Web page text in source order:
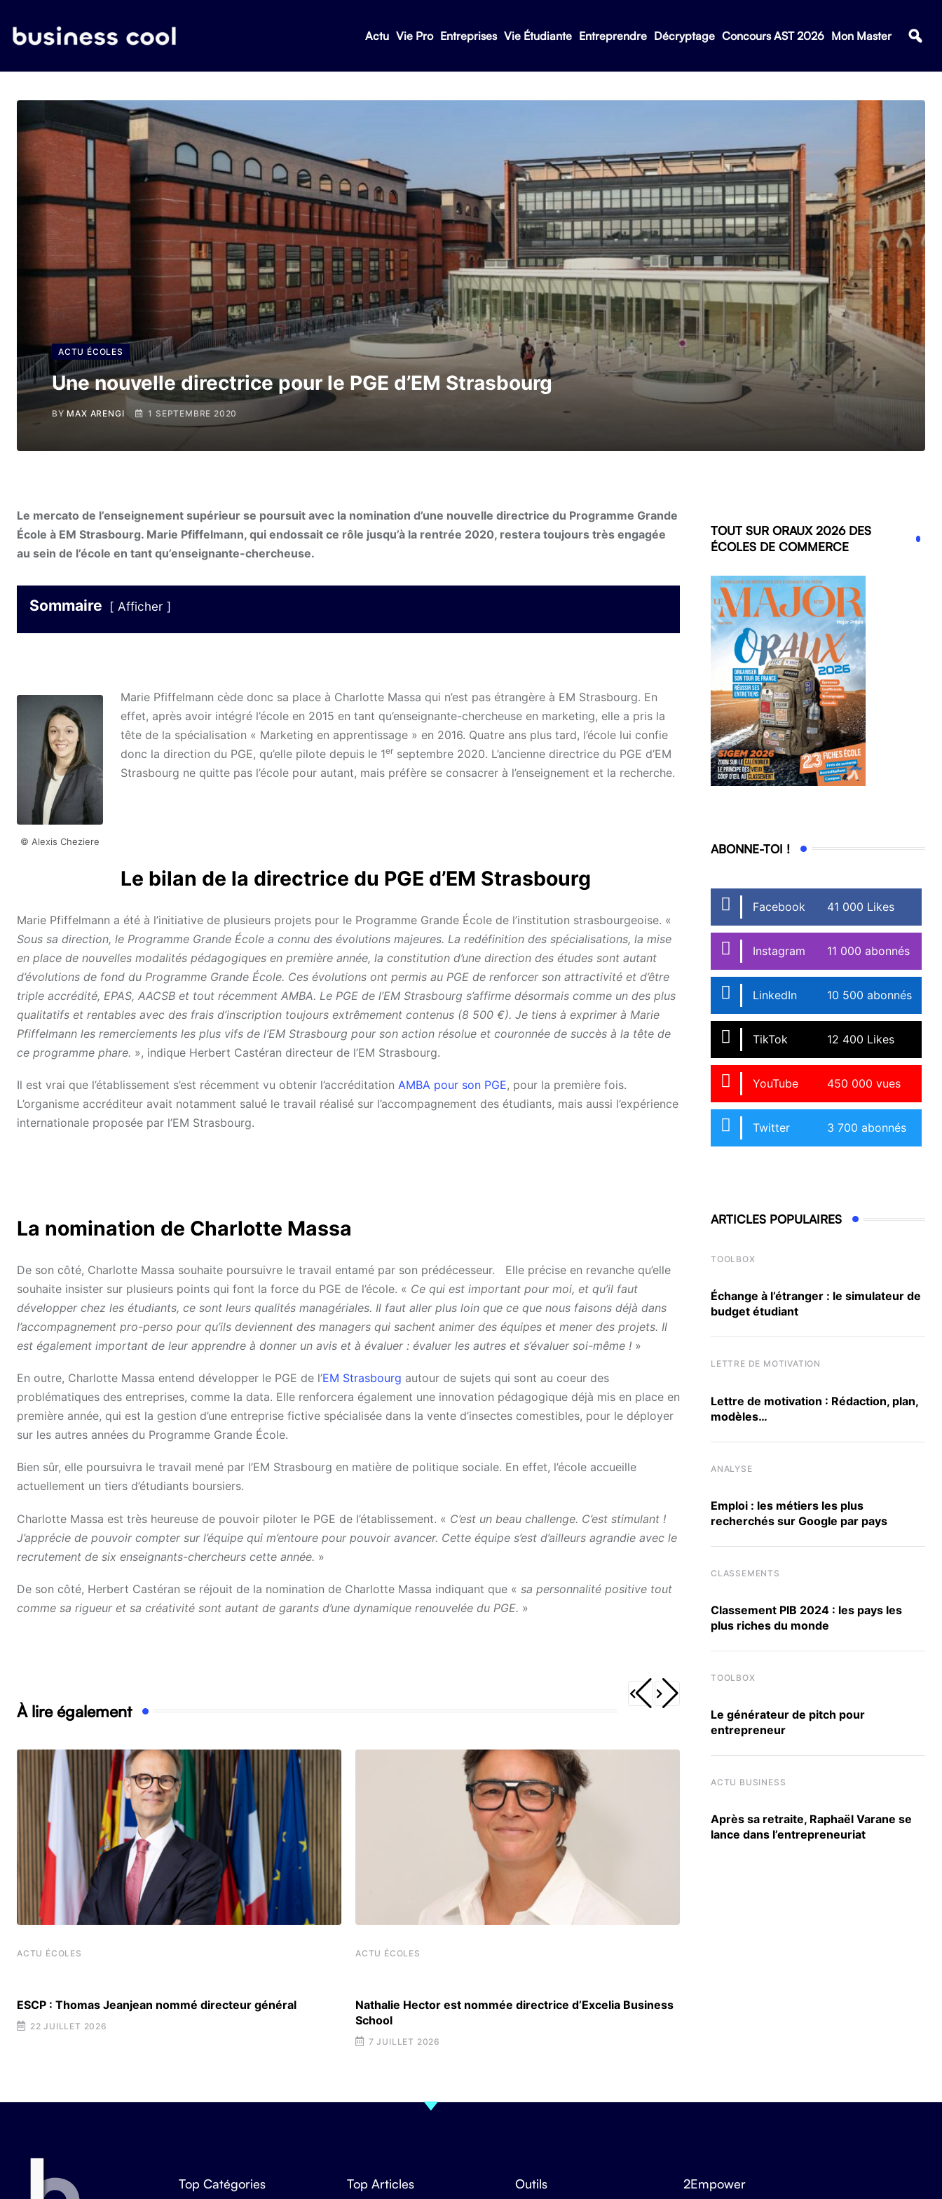
Actu Vie Pro Entreprises Vie Étudiante Entreprendre Décryptage Concours AST 2026 Mon Master
ACTU ÉCOLES
Une nouvelle directrice pour le PGE d’EM Strasbourg
BY MAX ARENGI 1 SEPTEMBRE 2020
Le mercato de l’enseignement supérieur se poursuit avec la nomination d’une nouvelle directrice du Programme Grande
École à EM Strasbourg. Marie Pfiffelmann, qui endossait ce rôle jusqu’à la rentrée 2020, restera toujours très engagée
au sein de l’école en tant qu’enseignante-chercheuse.
Sommaire Afficher
© Alexis Cheziere
Marie Pfiffelmann cède donc sa place à Charlotte Massa qui n’est pas étrangère à EM Strasbourg. En
effet, après avoir intégré l’école en 2015 en tant qu’enseignante-chercheuse en marketing, elle a pris la
tête de la spécialisation « Marketing en apprentissage » en 2016. Quatre ans plus tard, l’école lui confie
donc la direction du PGE, qu’elle pilote depuis le 1er septembre 2020. L’ancienne directrice du PGE d’EM
Strasbourg ne quitte pas l’école pour autant, mais préfère se consacrer à l’enseignement et la recherche.
Le bilan de la directrice du PGE d’EM Strasbourg
Marie Pfiffelmann a été à l’initiative de plusieurs projets pour le Programme Grande École de l’institution strasbourgeoise. «
Sous sa direction, le Programme Grande École a connu des évolutions majeures. La redéfinition des spécialisations, la mise
en place de nouvelles modalités pédagogiques en première année, la constitution d’une direction des études sont autant
d’évolutions de fond du Programme Grande École. Ces évolutions ont permis au PGE de renforcer son attractivité et d’être
triple accrédité, EPAS, AACSB et tout récemment AMBA. Le PGE de l’EM Strasbourg s’affirme désormais comme un des plus
qualitatifs et rentables avec des frais d’inscription toujours extrêmement contenus (8 500 €). Je tiens à exprimer à Marie
Pfiffelmann les remerciements les plus vifs de l’EM Strasbourg pour son action résolue et couronnée de succès à la tête de
ce programme phare. », indique Herbert Castéran directeur de l’EM Strasbourg.
Il est vrai que l’établissement s’est récemment vu obtenir l’accréditation AMBA pour son PGE, pour la première fois.
L’organisme accréditeur avait notamment salué le travail réalisé sur l’accompagnement des étudiants, mais aussi l’expérience
internationale proposée par l’EM Strasbourg.
La nomination de Charlotte Massa
De son côté, Charlotte Massa souhaite poursuivre le travail entamé par son prédécesseur. Elle précise en revanche qu’elle
souhaite insister sur plusieurs points qui font la force du PGE de l’école. « Ce qui est important pour moi, et qu’il faut
développer chez les étudiants, ce sont leurs qualités managériales. Il faut aller plus loin que ce que nous faisons déjà dans
l’accompagnement pro-perso pour qu’ils deviennent des managers qui sachent animer des équipes et mener des projets. Il
est également important de leur apprendre à donner un avis et à évaluer : évaluer les autres et s’évaluer soi-même ! »
En outre, Charlotte Massa entend développer le PGE de l’EM Strasbourg autour de sujets qui sont au coeur des
problématiques des entreprises, comme la data. Elle renforcera également une innovation pédagogique déjà mis en place en
première année, qui est la gestion d’une entreprise fictive spécialisée dans la vente d’insectes comestibles, pour le déployer
sur les autres années du Programme Grande École.
Bien sûr, elle poursuivra le travail mené par l’EM Strasbourg en matière de politique sociale. En effet, l’école accueille
actuellement un tiers d’étudiants boursiers.
Charlotte Massa est très heureuse de pouvoir piloter le PGE de l’établissement. « C’est un beau challenge. C’est stimulant !
J’apprécie de pouvoir compter sur l’équipe qui m’entoure pour pouvoir avancer. Cette équipe s’est d’ailleurs agrandie avec le
recrutement de six enseignants-chercheurs cette année. »
De son côté, Herbert Castéran se réjouit de la nomination de Charlotte Massa indiquant que « sa personnalité positive tout
comme sa rigueur et sa créativité sont autant de garants d’une dynamique renouvelée du PGE. »
À lire également
ACTU ÉCOLES
ESCP : Thomas Jeanjean nommé directeur général
22 JUILLET 2026
ACTU ÉCOLES
Nathalie Hector est nommée directrice d’Excelia Business
School
7 JUILLET 2026
TOUT SUR ORAUX 2026 DES
ÉCOLES DE COMMERCE
ABONNE-TOI !
Facebook 41 000 Likes
Instagram 11 000 abonnés
LinkedIn 10 500 abonnés
TikTok 12 400 Likes
YouTube 450 000 vues
Twitter 3 700 abonnés
ARTICLES POPULAIRES
TOOLBOX
Échange à l’étranger : le simulateur de
budget étudiant
LETTRE DE MOTIVATION
Lettre de motivation : Rédaction, plan,
modèles…
ANALYSE
Emploi : les métiers les plus
recherchés sur Google par pays
CLASSEMENTS
Classement PIB 2024 : les pays les
plus riches du monde
TOOLBOX
Le générateur de pitch pour
entrepreneur
ACTU BUSINESS
Après sa retraite, Raphaël Varane se
lance dans l’entrepreneuriat
Top Catégories Top Articles Outils 2Empower